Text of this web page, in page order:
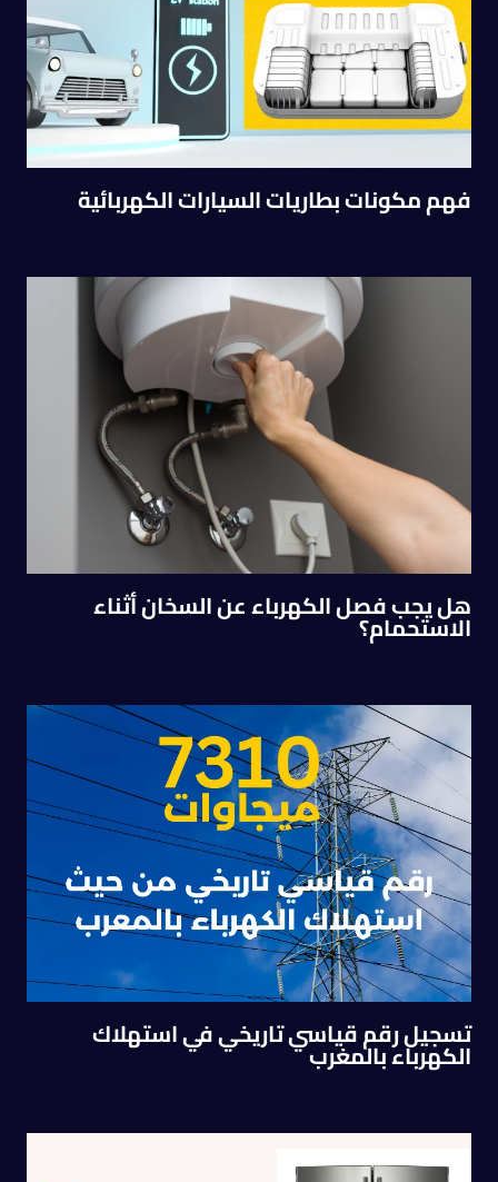
فهم مكونات بطاريات السيارات الكهربائية
هل يجب فصل الكهرباء عن السخان أثناء
الاستحمام؟
تسجيل رقم قياسي تاريخي في استهلاك
الكهرباء بالمغرب